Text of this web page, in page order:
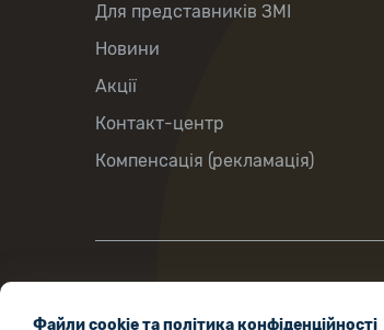
Файли cookie та політика конфіденційності
Для представників ЗМІ
Новини
Акції
Контакт-центр
Компенсація (рекламація)